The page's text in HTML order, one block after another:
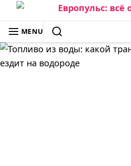
Skip
to
content
ЕВРОПУЛЬС: ВСЁ О ЕВРОПЕ
MENU
SEARCH